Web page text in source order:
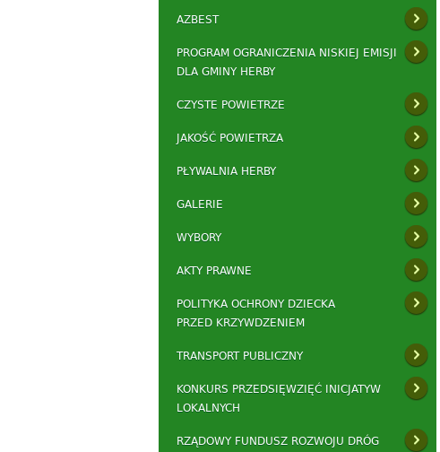
AZBEST
PROGRAM OGRANICZENIA NISKIEJ EMISJI
DLA GMINY HERBY
CZYSTE POWIETRZE
JAKOŚĆ POWIETRZA
PŁYWALNIA HERBY
GALERIE
WYBORY
AKTY PRAWNE
POLITYKA OCHRONY DZIECKA
PRZED KRZYWDZENIEM
TRANSPORT PUBLICZNY
KONKURS PRZEDSIĘWZIĘĆ INICJATYW
LOKALNYCH
RZĄDOWY FUNDUSZ ROZWOJU DRÓG